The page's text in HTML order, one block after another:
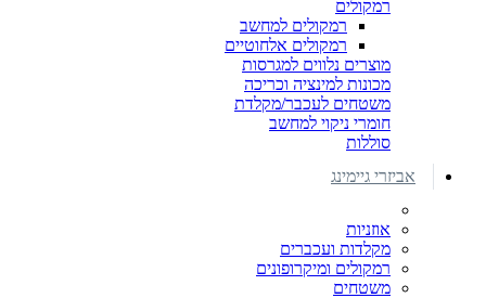
רמקולים
רמקולים למחשב
רמקולים אלחוטיים
מוצרים נלווים למגרסות
מכונות למינציה וכריכה
משטחים לעכבר/מקלדת
חומרי ניקוי למחשב
סוללות
אביזרי גיימינג
אוזניות
מקלדות ועכברים
רמקולים ומיקרופונים
משטחים